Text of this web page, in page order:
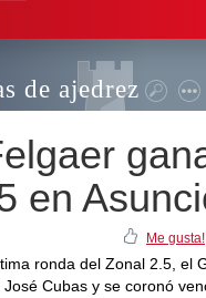
de ajedrez
en
Me gusta!
ronda del Zonal 2.5, el
Cubas y se coronó